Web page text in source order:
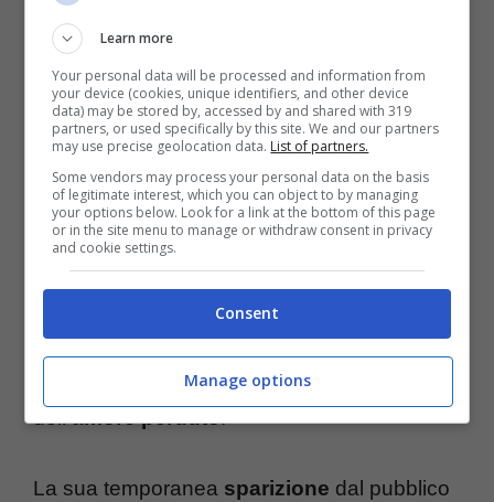
canzone, “
probabilità significherà occasione di rilancio
per lui.
La recente pubblicazione delnuovo
singolo,probabilmente incentrata sulla
storia con Giulia Stabile
riacceso l’attenzione su
. Nella
presentazione, il cantante ha confessato di
, ma non depressivo a causa
dell‘amore perduto.
La sua temporanea sparizione dal pubblico
Learn more
Your personal data will be processed and information from
your device (cookies, unique identifiers, and other device
data) may be stored by, accessed by and shared with 319
partners, or used specifically by this site. We and our partners
may use precise geolocation data. List of partners.
Some vendors may process your personal data on the basis
of legitimate interest, which you can object to by managing
your options below. Look for a link at the bottom of this page
or in the site menu to manage or withdraw consent in privacy
and cookie settings.
Consent
Manage options